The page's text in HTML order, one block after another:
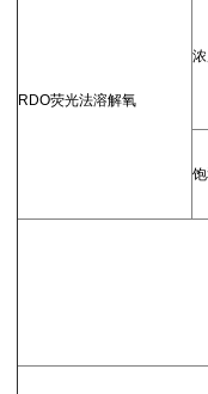
RDO荧光法溶解氧